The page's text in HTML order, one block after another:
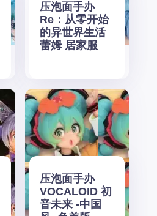
压泡面手办
Re：从零开始
的异世界生活
蕾姆 居家服
压泡面手办
VOCALOID 初
音未来 -中国